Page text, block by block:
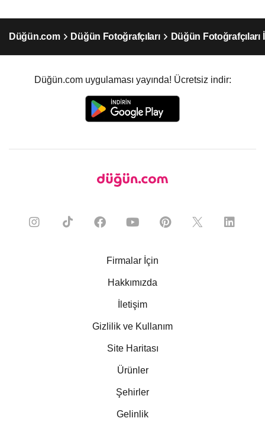
Düğün.com Düğün Fotoğrafçıları Düğün Fotoğrafçıları
Düğün.com uygulaması yayında! Ücretsiz indir:
Firmalar İçin
Hakkımızda
İletişim
Gizlilik ve Kullanım
Site Haritası
Ürünler
Şehirler
Gelinlik